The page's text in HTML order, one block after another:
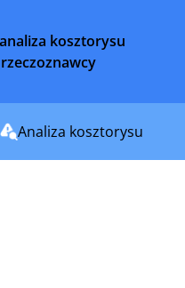
kosztorysu
Analiza kosztorysu